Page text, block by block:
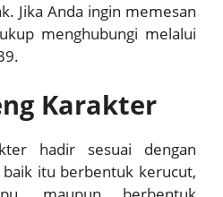
Jika Anda ingin memesan
menghubungi melalui
Karakter
hadir sesuai dengan
itu berbentuk kerucut,